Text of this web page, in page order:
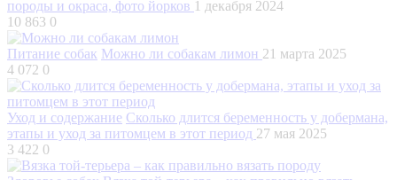
породы и окраса, фото йорков 1 декабря 2024
10 863 0
Питание собак Можно ли собакам лимон 21 марта 2025
4 072 0
Уход и содержание Сколько длится беременность у добермана,
этапы и уход за питомцем в этот период 27 мая 2025
3 422 0